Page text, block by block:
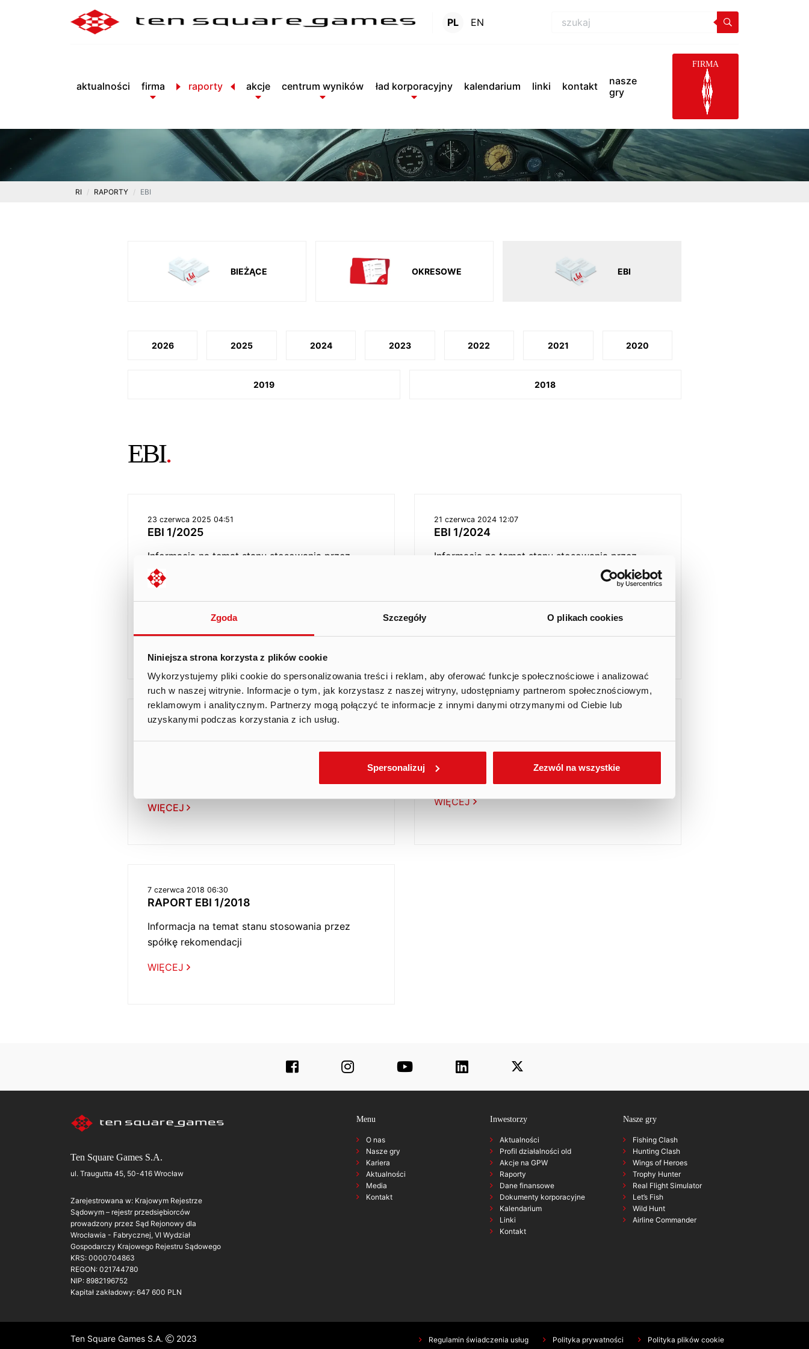
Zgoda Szczegóły O plikach cookies
Niniejsza strona korzysta z plików cookie
Wykorzystujemy pliki cookie do spersonalizowania treści i reklam, aby oferować funkcje społecznościowe i analizować
ruch w naszej witrynie. Informacje o tym, jak korzystasz z naszej witryny, udostępniamy partnerom społecznościowym,
reklamowym i analitycznym. Partnerzy mogą połączyć te informacje z innymi danymi otrzymanymi od Ciebie lub
uzyskanymi podczas korzystania z ich usług.
Spersonalizuj Zezwól na wszystkie
PL EN
aktualności firma raporty akcje centrum wyników ład korporacyjny kalendarium linki kontakt
nasze
gry
FIRMA
Raporty
RI RAPORTY EBI
BIEŻĄCE OKRESOWE EBI
2026 2025 2024 2023 2022 2021 2020
2019 2018
EBI.
23 czerwca 2025 04:51
EBI 1/2025
Informacja na temat stanu stosowania przez
spółkę zasad zawartych w Zbiorze Dobre
Praktyki Spółek Notowanych na GPW 2021 w
2024 r.WIĘCEJ
21 czerwca 2024 12:07
EBI 1/2024
Informacja na temat stanu stosowania przez
spółkę zasad zawartych w Zbiorze Dobre
Praktyki Spółek Notowanych na GPW 2021 w
2023 r.
30 lipca 2021 01:48
WIĘCEJ
dotyczący zakresu stosowania Dobrych Praktyk
WIĘCEJ
7 czerwca 2018 06:30
RAPORT EBI 1/2018
Informacja na temat stanu stosowania przez
spółkę rekomendacji
WIĘCEJ
Ten Square Games S.A.
ul. Traugutta 45, 50-416 Wrocław
Zarejestrowana w: Krajowym Rejestrze
Sądowym – rejestr przedsiębiorców
prowadzony przez Sąd Rejonowy dla
Wrocławia - Fabrycznej, VI Wydział
Gospodarczy Krajowego Rejestru Sądowego
KRS: 0000704863
REGON: 021744780
NIP: 8982196752
Kapitał zakładowy: 647 600 PLN
Menu
O nas
Nasze gry
Kariera
Aktualności
Media
Kontakt
Inwestorzy
Aktualności
Profil działalności old
Akcje na GPW
Raporty
Dane finansowe
Dokumenty korporacyjne
Kalendarium
Linki
Kontakt
Nasze gry
Fishing Clash
Hunting Clash
Wings of Heroes
Trophy Hunter
Real Flight Simulator
Let’s Fish
Wild Hunt
Airline Commander
Ten Square Games S.A. 2023 Regulamin świadczenia usług Polityka prywatności Polityka plików cookie